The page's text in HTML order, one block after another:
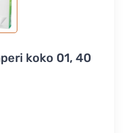
koko 01, 40